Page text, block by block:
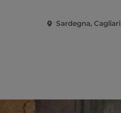
Sardegna, Cagliari